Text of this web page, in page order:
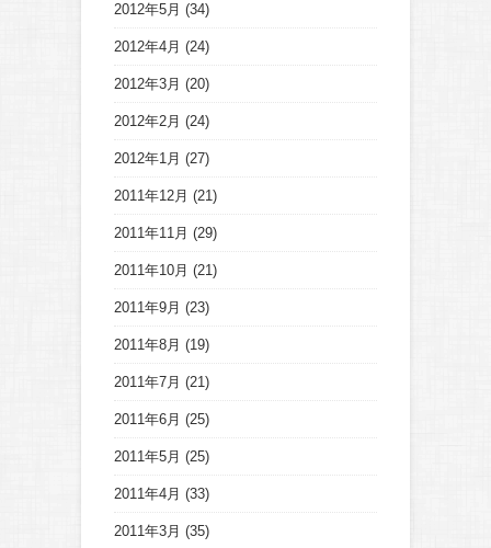
2012年5月 (34)
2012年4月 (24)
2012年3月 (20)
2012年2月 (24)
2012年1月 (27)
2011年12月 (21)
2011年11月 (29)
2011年10月 (21)
2011年9月 (23)
2011年8月 (19)
2011年7月 (21)
2011年6月 (25)
2011年5月 (25)
2011年4月 (33)
2011年3月 (35)